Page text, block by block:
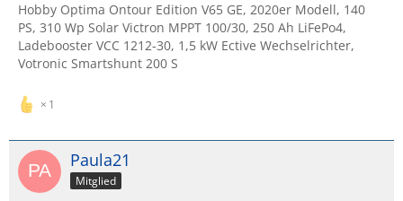
Hobby Optima Ontour Edition V65 GE, 2020er Modell, 140
PS, 310 Wp Solar Victron MPPT 100/30, 250 Ah LiFePo4,
Ladebooster VCC 1212-30, 1,5 kW Ective Wechselrichter,
Votronic Smartshunt 200 S
1
Paula21
Mitglied